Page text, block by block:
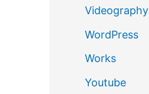
Videography
WordPress
Works
Youtube